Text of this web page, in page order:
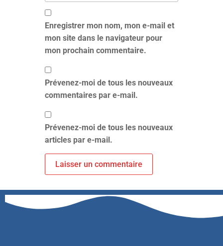
Enregistrer mon nom, mon e-mail et
mon site dans le navigateur pour
mon prochain commentaire.
Prévenez-moi de tous les nouveaux
commentaires par e-mail.
Prévenez-moi de tous les nouveaux
articles par e-mail.